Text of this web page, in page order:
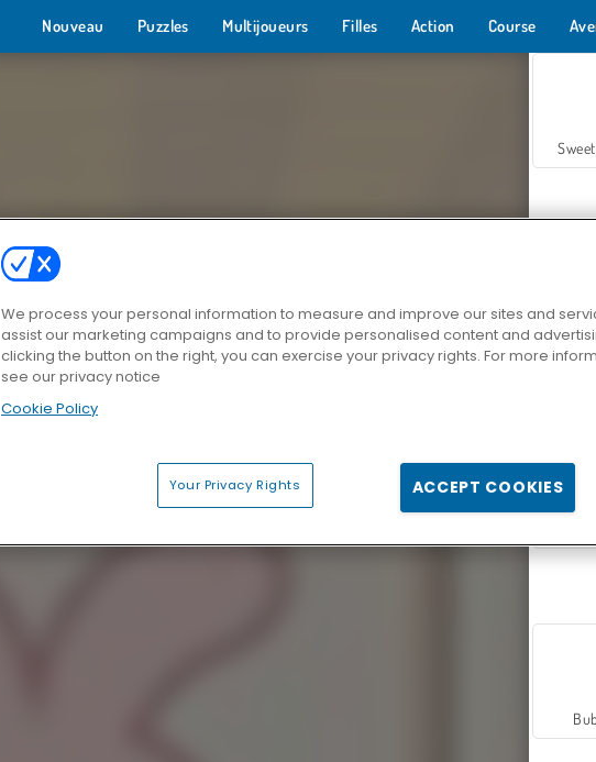
Nouveau Puzzles Multijoueurs Filles Action Course
Zen
We process your personal information to measure and improve our sites and
assist our marketing campaigns and to provide personalised content and
clicking the button on the right, you can exercise your privacy rights. For more
see our privacy notice
Cookie Policy
Your Privacy Rights ACCEPT COOKIES